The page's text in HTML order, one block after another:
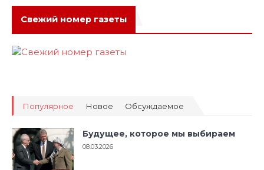
Свежий номер газеты
Популярное Новое Обсуждаемое
Будущее, которое мы выбираем
08.03.2026